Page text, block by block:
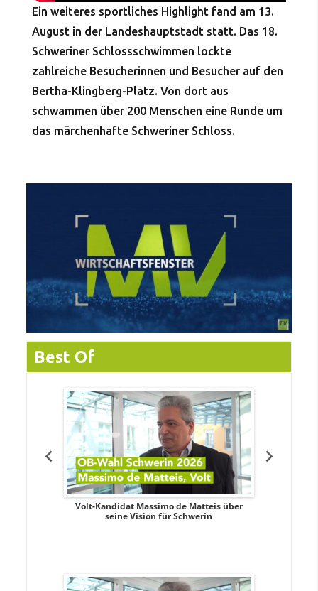
Ein weiteres sportliches Highlight fand am 13.
August in der Landeshauptstadt statt. Das 18.
Schweriner Schlossschwimmen lockte
zahlreiche Besucherinnen und Besucher auf den
Bertha-Klingberg-Platz. Von dort aus
schwammen über 200 Menschen eine Runde um
das märchenhafte Schweriner Schloss.
Best Of
Volt-Kandidat Massimo de Matteis über
seine Vision für Schwerin